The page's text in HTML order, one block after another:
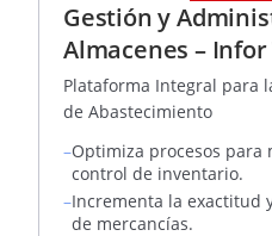
Gestión y
Almacenes – Infor
Plataforma Integral para
de Abastecimiento
–Optimiza procesos
control de inventario.
–Incrementa la exactitud
de mercancías.